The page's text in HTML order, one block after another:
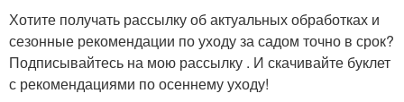
Хотите получать рассылку об актуальных обработках и
сезонные рекомендации по уходу за садом точно в срок?
Подписывайтесь на мою рассылку . И скачивайте буклет
с рекомендациями по осеннему уходу!